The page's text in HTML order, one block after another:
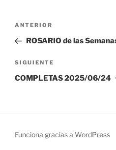
Navegación
entradas
Entrada
anterior:
ANTERIOR
ROSARIO de las
Siguiente
entrada
SIGUIENTE
COMPLETAS 2025/06/24
Funciona gracias a WordPress